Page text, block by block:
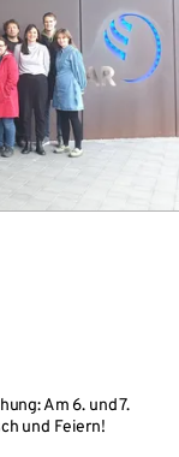
Am 6. und 7.
und Feiern!